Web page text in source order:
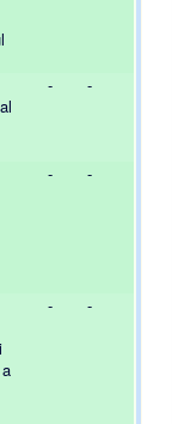
- -
- -
- -